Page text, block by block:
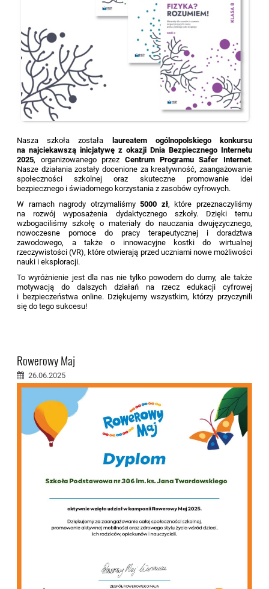
Nasza szkoła została
laureatem ogólnopolskiego konkursu
na najciekawszą inicjatywę z okazji Dnia Bezpiecznego Internetu
2025, organizowanego przez Centrum Programu Safer Internet.
Nasze działania zostały docenione za kreatywność, zaangażowanie
społeczności szkolnej oraz skuteczne promowanie idei
bezpiecznego i świadomego korzystania z zasobów cyfrowych.
W ramach nagrody otrzymaliśmy 5000 zł, które przeznaczyliśmy
na rozwój wyposażenia dydaktycznego szkoły. Dzięki temu
wzbogaciliśmy szkołę o materiały do nauczania dwujęzycznego,
nowoczesne pomoce do pracy terapeutycznej i doradztwa
zawodowego, a także o innowacyjne kostki do wirtualnej
rzeczywistości (VR), które otwierają przed uczniami nowe możliwości
nauki i eksploracji.
To wyróżnienie jest dla nas nie tylko powodem do dumy, ale także
motywacją do dalszych działań na rzecz edukacji cyfrowej
i bezpieczeństwa online. Dziękujemy wszystkim, którzy przyczynili
się do tego sukcesu!
Rowerowy Maj
26.06.2025